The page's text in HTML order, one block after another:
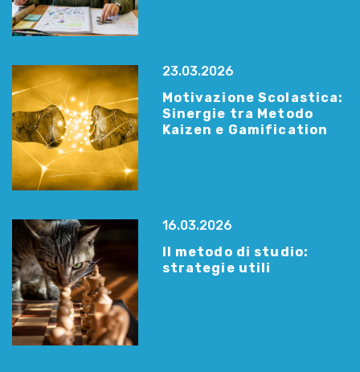
23.03.2026
Motivazione Scolastica:
Sinergie tra Metodo
Kaizen e Gamification
16.03.2026
Il metodo di studio:
strategie utili